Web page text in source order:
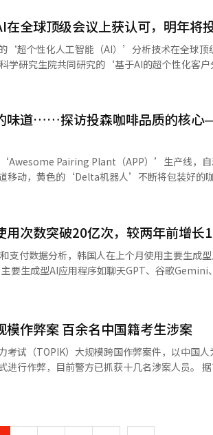
计亏损已达到约880亿美元。业绩发布后，Meta的
。Meta与黑石集团本周宣布将在美国德克萨斯
人工智能（AI）系统翻译与编辑。
额竞争明显。” 双强格局愈发明显。根据Wise
保持行业第一。然而，与今年1月（2238万）
츠在同一时期内，用户从1265万增加到1299万
代表公共外卖应用的땡겨요的用户数量均出现
（42万）。而땡겨요的用户从300万骤减至
万）的MAU在去年12月到今年6月连续7个月下降。 随着
运营策略也随之改变。与其增加新用户，不如吸
务（OTT）、食品和便利店配送服务等整合在
不仅吸引新用户，还增加了现有客户的重复
平台的月均支付用户整体上有所增加。尤其是
化为外卖订单的良性循环结构。 全盛敏加贺大
，连接购物、内容等多种服务，将客户长期留
商品的‘最后一公里（门前配送）’基础设施，
全球顶级会议上获认可，明年将
个性化人工智能（AI）’分析技术在全球顶级AI会
学研究生院共同研究的‘基于AI的超个性化客
基础。 应用该技术后，即使打开相同的新世界百货应用程
完全不同。例如，平时对体育感兴趣的40岁男性
性则会看到意大利葡萄酒产地之旅和限量版葡萄酒展
‘AI销售代理’引入营业现场。该系统将实时识
技术的预先模拟，新世界百货发现客户的单人
继续基于AI技
阶段转变。乐天百货正在将对话型‘BI代理’应
将更加激烈。※ 本报道经人工智能（AI）系统
味道……探访投森咖啡品质的核
Pairing Plant（APP）’生产线，自
移动，黄色的‘Delta机器人’不断将包装好的
投放到烘焙、包装、装载几乎都是自动化完成，
每天可生产约29万杯标准尺寸的冰美式咖啡。
程自动化’。从生豆投放开始，尽量
自撕开重达60至70公斤的生豆袋，而在APP中
巴布亚新几内亚等五个国家的生豆，按照产品
弱，受到冲击容易破碎。通过将咖啡豆放入篮
队的郭京东科长表示：“虽然这种方式占用空间
用次数突破20亿次，较两年前增长
支付数据分析，韩国人在上个月使用主要生成
20亿8300万次，较两年前的1亿5900万次增长
最快的移动应用程序，月均用户较去年同期增
作弊案 百余名中国籍考生涉案
考试（TOPIK）大规模跨国作弊案件，以中国
警方已抓获十几名涉案人员。 据首尔警察厅21日消息，涉嫌组织
务执行，上月被首尔中央地方法院判处有期徒
方调查显示，涉案考生多为希望借助TOPIK成绩申请